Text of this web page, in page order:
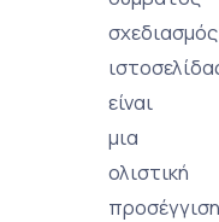
σχεδιασμός
είναι
μια
ολιστική
προσέγγιση